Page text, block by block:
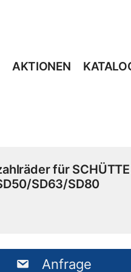
AKTIONEN
für SCHÜTTE
SD63/SD80
Anfrage